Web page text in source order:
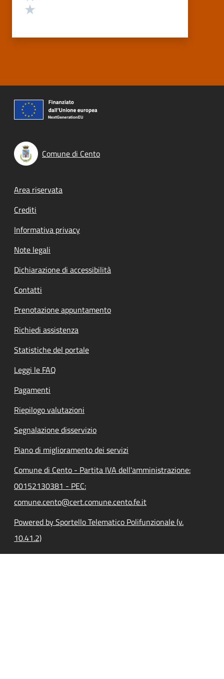
Comune di Cento
Footer menu
Area riservata
Crediti
Informativa privacy
Note legali
Dichiarazione di accessibilità
Contatti
Prenotazione appuntamento
Richiedi assistenza
Statistiche del portale
Leggi le FAQ
Pagamenti
Riepilogo valutazioni
Segnalazione disservizio
Piano di miglioramento dei servizi
Comune di Cento - Partita IVA dell'amministrazione:
00152130381 - PEC:
comune.cento@cert.comune.cento.fe.it
Powered by Sportello Telematico Polifunzionale (v.
10.41.2)